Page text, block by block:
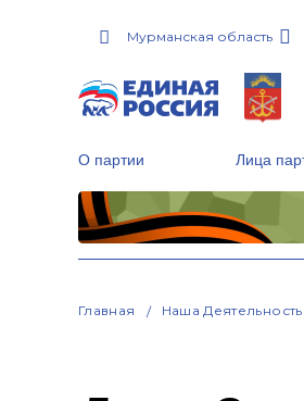
Мурманская область
О партии Лица
Главная Наша Деятельность